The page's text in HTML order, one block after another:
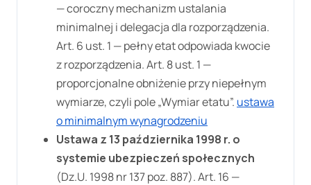
— coroczny mechanizm ustalania
minimalnej i delegacja dla rozporządzenia.
Art. 6 ust. 1 — pełny etat odpowiada kwocie
z rozporządzenia. Art. 8 ust. 1 —
proporcjonalne obniżenie przy niepełnym
wymiarze, czyli pole „Wymiar etatu”. ustawa
o minimalnym wynagrodzeniu
Ustawa z 13 października 1998 r. o
systemie ubezpieczeń społecznych
(Dz.U. 1998 nr 137 poz. 887). Art. 16 —